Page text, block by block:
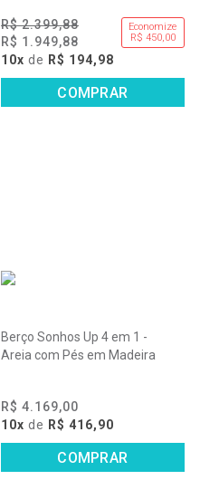
R$ 2.399,88
R$ 1.949,88
Economize
R$ 450,00
10x de R$ 194,98
COMPRAR
Berço Sonhos Up 4 em 1 -
Areia com Pés em Madeira
R$ 4.169,00
10x de R$ 416,90
COMPRAR